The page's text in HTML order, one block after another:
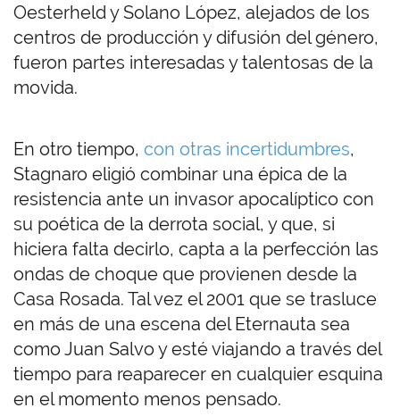
Oesterheld y Solano López, alejados de los
centros de producción y difusión del género,
fueron partes interesadas y talentosas de la
movida.
En otro tiempo, con otras incertidumbres,
Stagnaro eligió combinar una épica de la
resistencia ante un invasor apocalíptico con
su poética de la derrota social, y que, si
hiciera falta decirlo, capta a la perfección las
ondas de choque que provienen desde la
Casa Rosada. Tal vez el 2001 que se trasluce
en más de una escena del Eternauta sea
como Juan Salvo y esté viajando a través del
tiempo para reaparecer en cualquier esquina
en el momento menos pensado.